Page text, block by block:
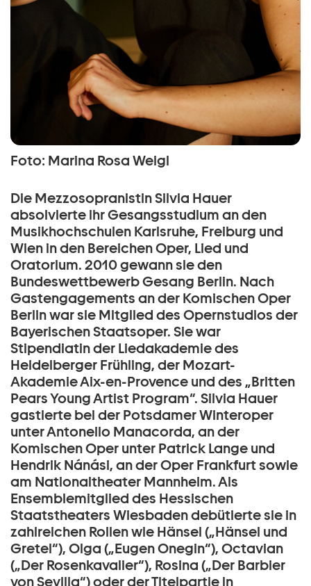
Foto: Marina Rosa Weigl
Die Mezzosopranistin Silvia Hauer
absolvierte ihr Gesangsstudium an den
Musikhochschulen Karlsruhe, Freiburg und
Wien in den Bereichen Oper, Lied und
Oratorium. 2010 gewann sie den
Bundeswettbewerb Gesang Berlin. Nach
Gastengagements an der Komischen Oper
Berlin war sie Mitglied des Opernstudios der
Bayerischen Staatsoper. Sie war
Stipendiatin der Liedakademie des
Heidelberger Frühling, der Mozart-
Akademie Aix-en-Provence und des „Britten
Pears Young Artist Program“. Silvia Hauer
gastierte bei der Potsdamer Winteroper
unter Antonello Manacorda, an der
Komischen Oper unter Patrick Lange und
Hendrik Nánási, an der Oper Frankfurt sowie
am Nationaltheater Mannheim. Als
Ensemblemitglied des Hessischen
Staatstheaters Wiesbaden debütierte sie in
zahlreichen Rollen wie Hänsel („Hänsel und
Gretel“), Olga („Eugen Onegin“), Octavian
(„Der Rosenkavalier“), Rosina („Der Barbier
von Sevilla“) oder der Titelpartie in